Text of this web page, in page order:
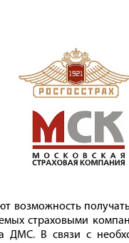
возможность
страховыми
ДМС. В связи с